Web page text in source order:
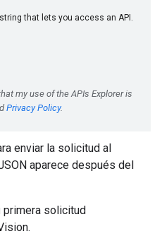
enviar la solicitud al
aparece después del
primera solicitud